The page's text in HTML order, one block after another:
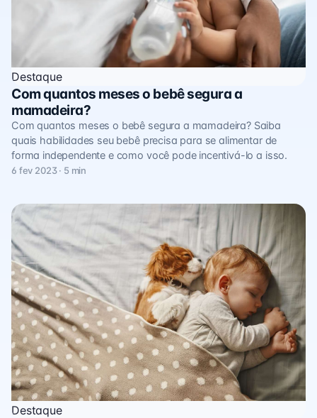
Destaque
Com quantos meses o bebê segura a
mamadeira?
Com quantos meses o bebê segura a mamadeira? Saiba
quais habilidades seu bebê precisa para se alimentar de
forma independente e como você pode incentivá-lo a isso.
6 fev 2023 · 5 min
Destaque